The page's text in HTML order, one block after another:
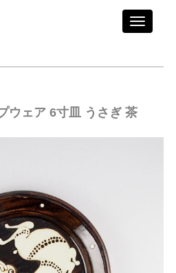
Toggle
ウェア 6寸皿 うさぎ 茶